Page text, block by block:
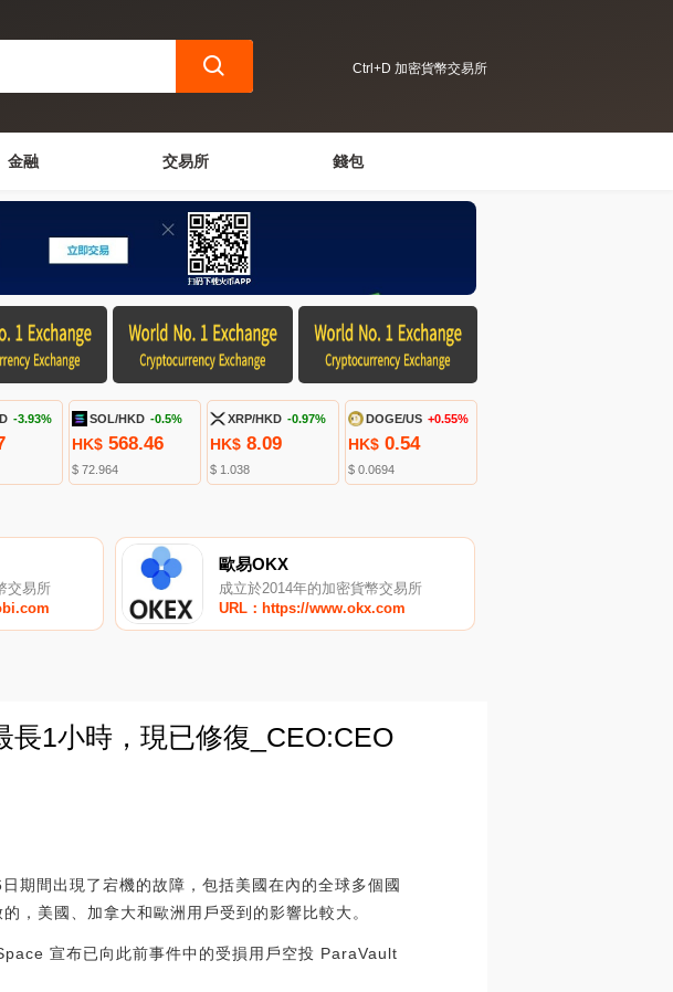
Ctrl+D 加密貨幣交易所
金融 交易所 錢包
-3.93% SOL/HKD -0.5%
HK$ 568.46
$ 72.964
XRP/HKD -0.97%
HK$ 8.09
$ 1.038
DOGE/US +0.55%
HK$ 0.54
$ 0.0694
交易所
歐易OKX
成立於2014年的加密貨幣交易所
URL：https://www.okx.com
1小時，現已修復_CEO:CEO
期間出現了宕機的故障，包括美國在內的全球多個國
，美國、加拿大和歐洲用戶受到的影響比較大。
宣布已向此前事件中的受損用戶空投 ParaVault